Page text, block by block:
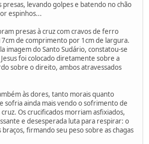
presas, levando golpes e batendo no chão
espinhos...
presas à cruz com cravos de ferro
de comprimento por 1cm de largura.
imagem do Santo Sudário, constatou-se
foi colocado diretamente sobre a
sobre o direito, ambos atravessados
às dores, tanto morais quanto
sofria ainda mais vendo o sofrimento de
cruz. Os crucificados morriam asfixiados,
e desesperada luta para respirar: o
firmando seu peso sobre as chagas